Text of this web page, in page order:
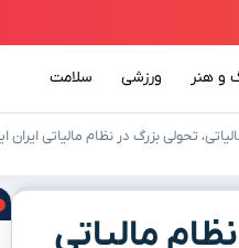
و هنر ورزشی سلامت
تحولی بزرگ در نظام مالیاتی ایران
مالیاتی